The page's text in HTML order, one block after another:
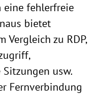
eine fehlerfreie
bietet
zu RDP,
Sitzungen usw.
Fernverbindung